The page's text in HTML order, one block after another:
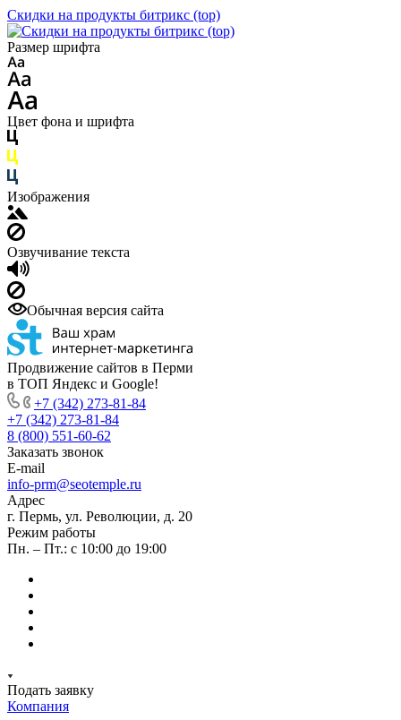
Скидки на продукты битрикс (top)
Размер шрифта
Цвет фона и шрифта
Изображения
Озвучивание текста
Обычная версия сайта
Продвижение сайтов в Перми
в ТОП Яндекс и Google!
+7 (342) 273-81-84
+7 (342) 273-81-84
8 (800) 551-60-62
Заказать звонок
E-mail
info-prm@seotemple.ru
Адрес
г. Пермь, ул. Революции, д. 20
Режим работы
Пн. – Пт.: с 10:00 до 19:00
Подать заявку
Компания